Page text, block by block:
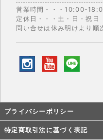
営業時間・・・10:00-
定休日・・・土・日・祝日
問い合せは休み明けより順
プライバシーポリシー
特定商取引法に基づく表記